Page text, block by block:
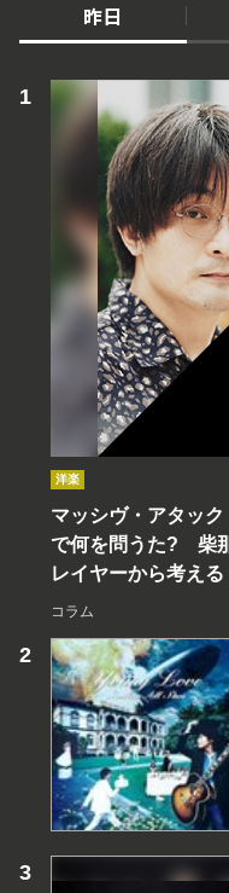
昨日
洋楽
マッシヴ・アタッ
で何を問うた? 柴
レイヤーから考える
コラム